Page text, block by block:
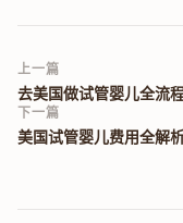
上一篇
去美国做试管婴儿全流
下一篇
美国试管婴儿费用全解